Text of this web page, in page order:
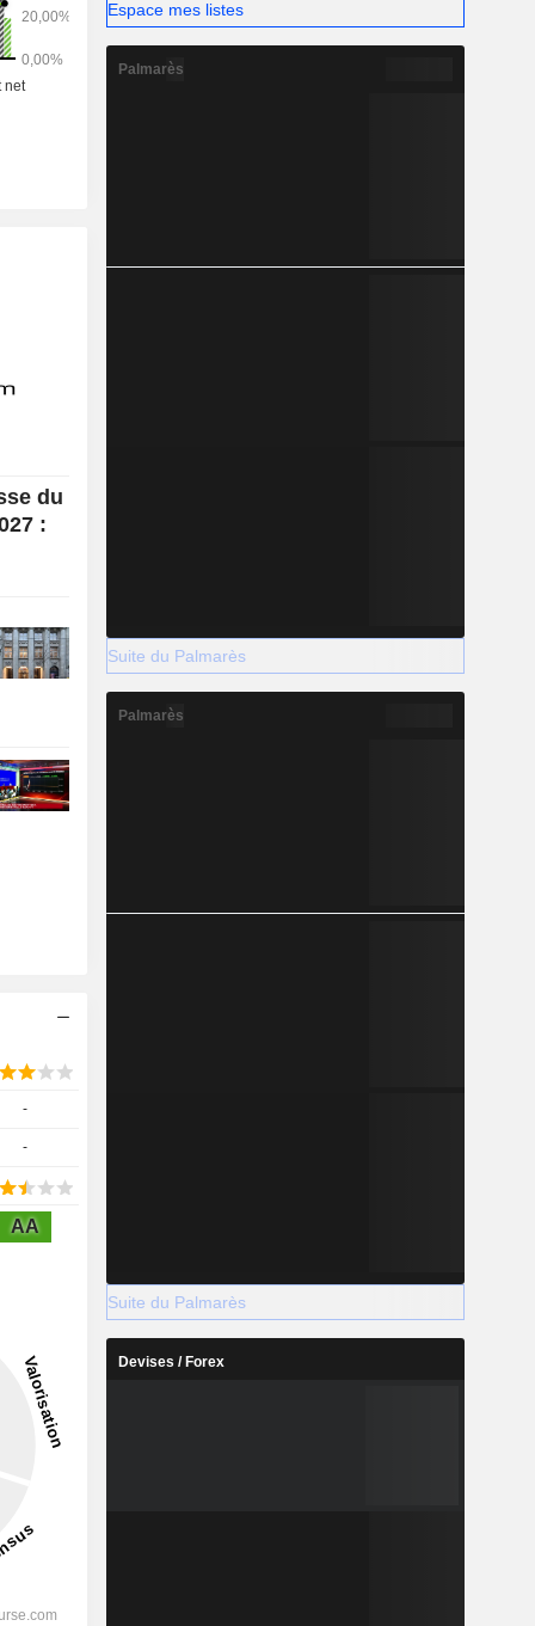
du
:
-
-
AA
Espace mes listes
Palmarès
Suite du Palmarès
Palmarès
Suite du Palmarès
Devises / Forex